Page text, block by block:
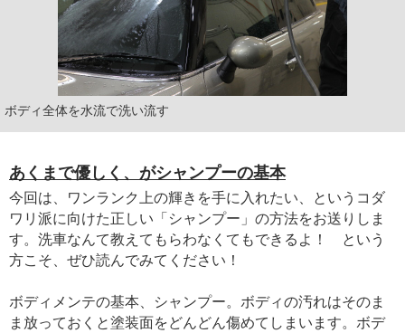
ボディ全体を水流で洗い流す
あくまで優しく、がシャンプーの基本
今回は、ワンランク上の輝きを手に入れたい、というコダ
ワリ派に向けた正しい「シャンプー」の方法をお送りしま
す。洗車なんて教えてもらわなくてもできるよ！ という
方こそ、ぜひ読んでみてください！
ボディメンテの基本、シャンプー。ボディの汚れはそのま
ま放っておくと塗装面をどんどん傷めてしまいます。ボデ